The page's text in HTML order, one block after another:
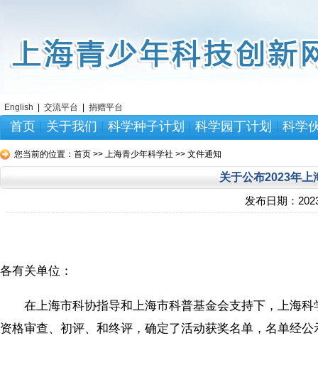
English 交流平台 捐赠平台
首页 关于我们 科学种子计划 科学园丁计划 科学
您当前的位置： 首页 >> 上海青少年科学社 >> 文件通知
关于公布2023年上
发布日期：
各有关单位：
在上海市科协指导和上海市科普基金会支持下，上海科
资格审查、初评、和终评，确定了活动获奖名单，名单经